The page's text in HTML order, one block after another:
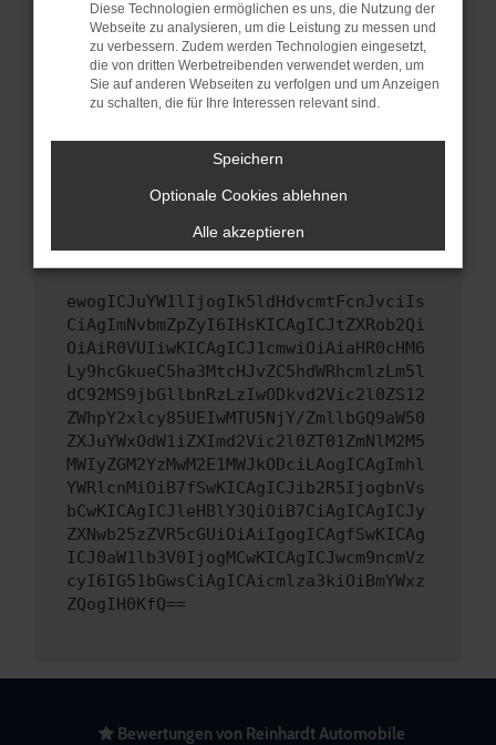
Veraltete Software birgt nicht nur ein
Sicherheitsrisiko, sondern kann auch dazu
führen, dass bestimmte Funktionen nicht mehr
unterstützt werden.
Wenn du alle oben genannten Schritte versucht
versuchen, das Problem zu beheben. Du kannst
uns diesen Text schicken, um uns bei der
Fehlersuche zu unterstützen:
ewogICJuYW1lIjogIk5ldHdvcmtFcnJvciIs
CiAgImNvbmZpZyI6IHsKICAgICJtZXRob2Qi
OiAiR0VUIiwKICAgICJ1cmwiOiAiaHR0cHM6
Ly9hcGkueC5ha3MtcHJvZC5hdWRhcmlzLm5l
dC92MS9jbGllbnRzLzIwODkvd2Vic2l0ZS12
ZWhpY2xlcy85UEIwMTU5NjY/ZmllbGQ9aW50
ZXJuYWxOdW1iZXImd2Vic2l0ZT01ZmNlM2M5
MWIyZGM2YzMwM2E1MWJkODciLAogICAgImhl
YWRlcnMiOiB7fSwKICAgICJib2R5IjogbnVs
bCwKICAgICJleHBlY3QiOiB7CiAgICAgICJy
ZXNwb25zZVR5cGUiOiAiIgogICAgfSwKICAg
ICJ0aW1lb3V0IjogMCwKICAgICJwcm9ncmVz
cyI6IG51bGwsCiAgICAicmlza3kiOiBmYWxz
ZQogIH0KfQ==
Bewertungen von Reinhardt Automobile
Diese Technologien ermöglichen es uns, die Nutzung der
Webseite zu analysieren, um die Leistung zu messen und
zu verbessern. Zudem werden Technologien eingesetzt,
die von dritten Werbetreibenden verwendet werden, um
Sie auf anderen Webseiten zu verfolgen und um Anzeigen
zu schalten, die für Ihre Interessen relevant sind.
Speichern
Optionale Cookies ablehnen
Alle akzeptieren